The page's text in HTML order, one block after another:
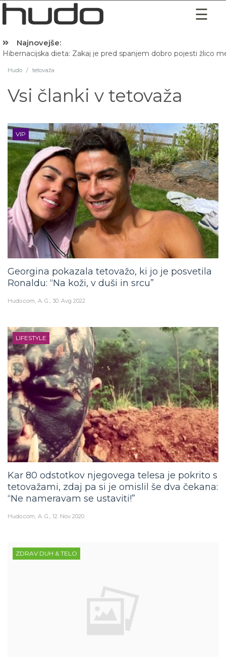
Najnovejše:
Hibernacijska dieta: Zakaj je pred spanjem dobro pojesti žlico
Hudo / tetovaža
Vsi članki v tetovaža
VIP
Georgina pokazala tetovažo, ki jo je posvetila
Ronaldu: “Na koži, v duši in srcu”
Hudo.com A. G. 30. Avg 2022
LIFESTYLE
Kar 80 odstotkov njegovega telesa je pokrito s
tetovažami, zdaj pa si je omislil še dva čekana:
“Ne nameravam se ustaviti!”
Hudo.com A. G. 12. Nov 2020
ZDRAV DUH & TELO